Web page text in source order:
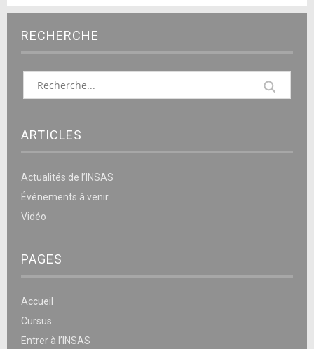
RECHERCHE
ARTICLES
Actualités de l’INSAS
Événements à venir
Vidéo
PAGES
Accueil
Cursus
Entrer à l’INSAS